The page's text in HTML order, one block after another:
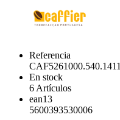
Referencia
CAF5261000.540.1411
En stock
6 Artículos
ean13
5600393530006